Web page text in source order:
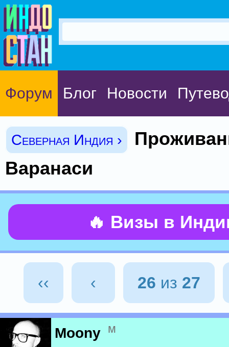
Форум Блог Новости
Северная Индия ›
Варанаси
🔥 Визы в
‹‹ ‹ 26 из 27
Moony м